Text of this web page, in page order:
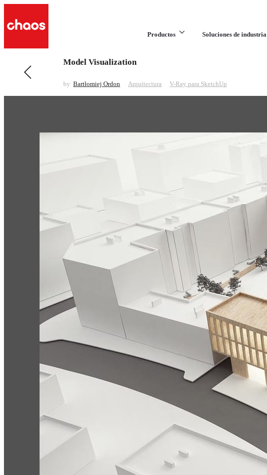
Productos Soluciones de industria
Anteriores en Arquitectura
Model Visualization
by Bartłomiej Ordon Arquitectura V-Ray para SketchUp